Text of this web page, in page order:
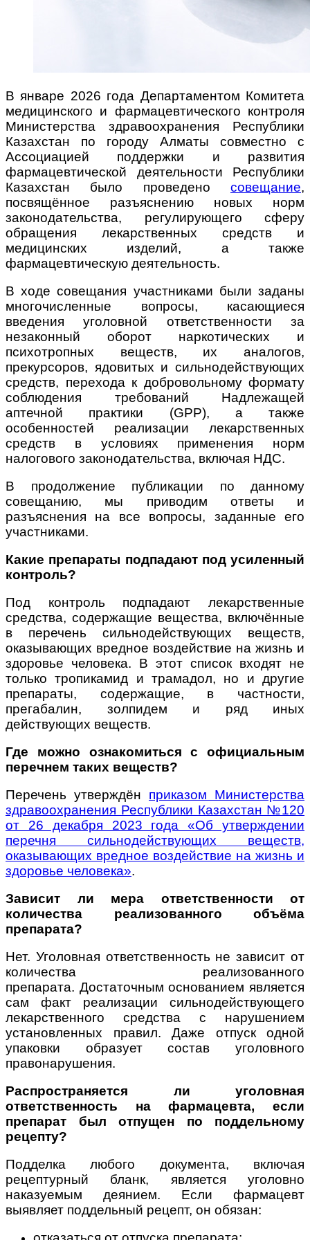
В январе 2026 года Департаментом Комитета
медицинского и фармацевтического контроля
Министерства здравоохранения Республики
Казахстан по городу Алматы совместно с
Ассоциацией поддержки и развития
фармацевтической деятельности Республики
Казахстан было проведено совещание,
посвящённое разъяснению новых норм
законодательства, регулирующего сферу
обращения лекарственных средств и
медицинских изделий, а также
фармацевтическую деятельность.
В ходе совещания участниками были заданы
многочисленные вопросы, касающиеся
введения уголовной ответственности за
незаконный оборот наркотических и
психотропных веществ, их аналогов,
прекурсоров, ядовитых и сильнодействующих
средств, перехода к добровольному формату
соблюдения требований Надлежащей
аптечной практики (GPP), а также
особенностей реализации лекарственных
средств в условиях применения норм
налогового законодательства, включая НДС.
В продолжение публикации по данному
совещанию, мы приводим ответы и
разъяснения на все вопросы, заданные его
участниками.
Какие препараты подпадают под усиленный
контроль?
Под контроль подпадают лекарственные
средства, содержащие вещества, включённые
в перечень сильнодействующих веществ,
оказывающих вредное воздействие на жизнь и
здоровье человека. В этот список входят не
только тропикамид и трамадол, но и другие
препараты, содержащие, в частности,
прегабалин, золпидем и ряд иных
действующих веществ.
Где можно ознакомиться с официальным
перечнем таких веществ?
Перечень утверждён приказом Министерства
здравоохранения Республики Казахстан №120
от 26 декабря 2023 года «Об утверждении
перечня сильнодействующих веществ,
оказывающих вредное воздействие на жизнь и
здоровье человека».
Зависит ли мера ответственности от
количества реализованного объёма
препарата?
Нет. Уголовная ответственность не зависит от
количества реализованного
препарата. Достаточным основанием является
сам факт реализации сильнодействующего
лекарственного средства с нарушением
установленных правил. Даже отпуск одной
упаковки образует состав уголовного
правонарушения.
Распространяется ли уголовная
ответственность на фармацевта, если
препарат был отпущен по поддельному
рецепту?
Подделка любого документа, включая
рецептурный бланк, является уголовно
наказуемым деянием. Если фармацевт
выявляет поддельный рецепт, он обязан: